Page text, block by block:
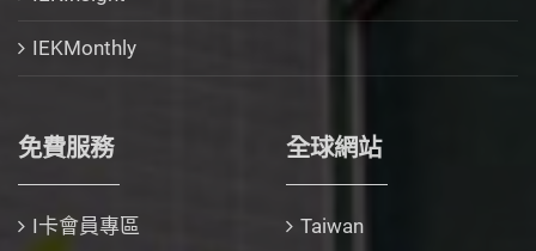
IEKMonthly
免費服務
I卡會員專區
全球網站
Taiwan